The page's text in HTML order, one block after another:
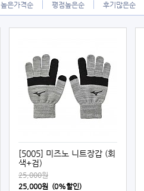
높은가격순 평점높은순 후기많은순
[5005] 미즈노 니트장갑 (회
색+검)
25,000원
25,000원 (0%할인)